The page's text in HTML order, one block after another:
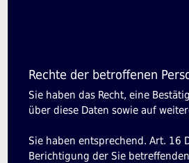
Rechte der betroffenen
Sie haben das Recht, eine
über diese Daten sowie auf
Sie haben entsprechend. Art. 16
Berichtigung der Sie